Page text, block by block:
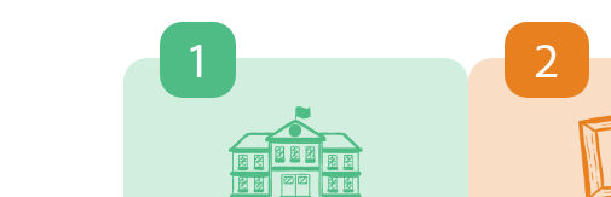
1 2